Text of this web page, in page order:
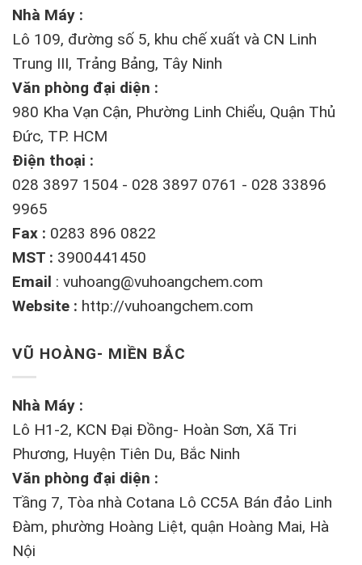
Nhà Máy :
Lô 109, đường số 5, khu chế xuất và CN Linh
Trung III, Trảng Bảng, Tây Ninh
Văn phòng đại diện :
980 Kha Vạn Cận, Phường Linh Chiểu, Quận Thủ
Đức, TP. HCM
Điện thoại :
028 3897 1504 - 028 3897 0761 - 028 33896
9965
Fax : 0283 896 0822
MST : 3900441450
Email : vuhoang@vuhoangchem.com
Website : http://vuhoangchem.com
VŨ HOÀNG- MIỀN BẮC
Nhà Máy :
Lô H1-2, KCN Đại Đồng- Hoàn Sơn, Xã Tri
Phương, Huyện Tiên Du, Bắc Ninh
Văn phòng đại diện :
Tầng 7, Tòa nhà Cotana Lô CC5A Bán đảo Linh
Đàm, phường Hoàng Liệt, quận Hoàng Mai, Hà
Nội